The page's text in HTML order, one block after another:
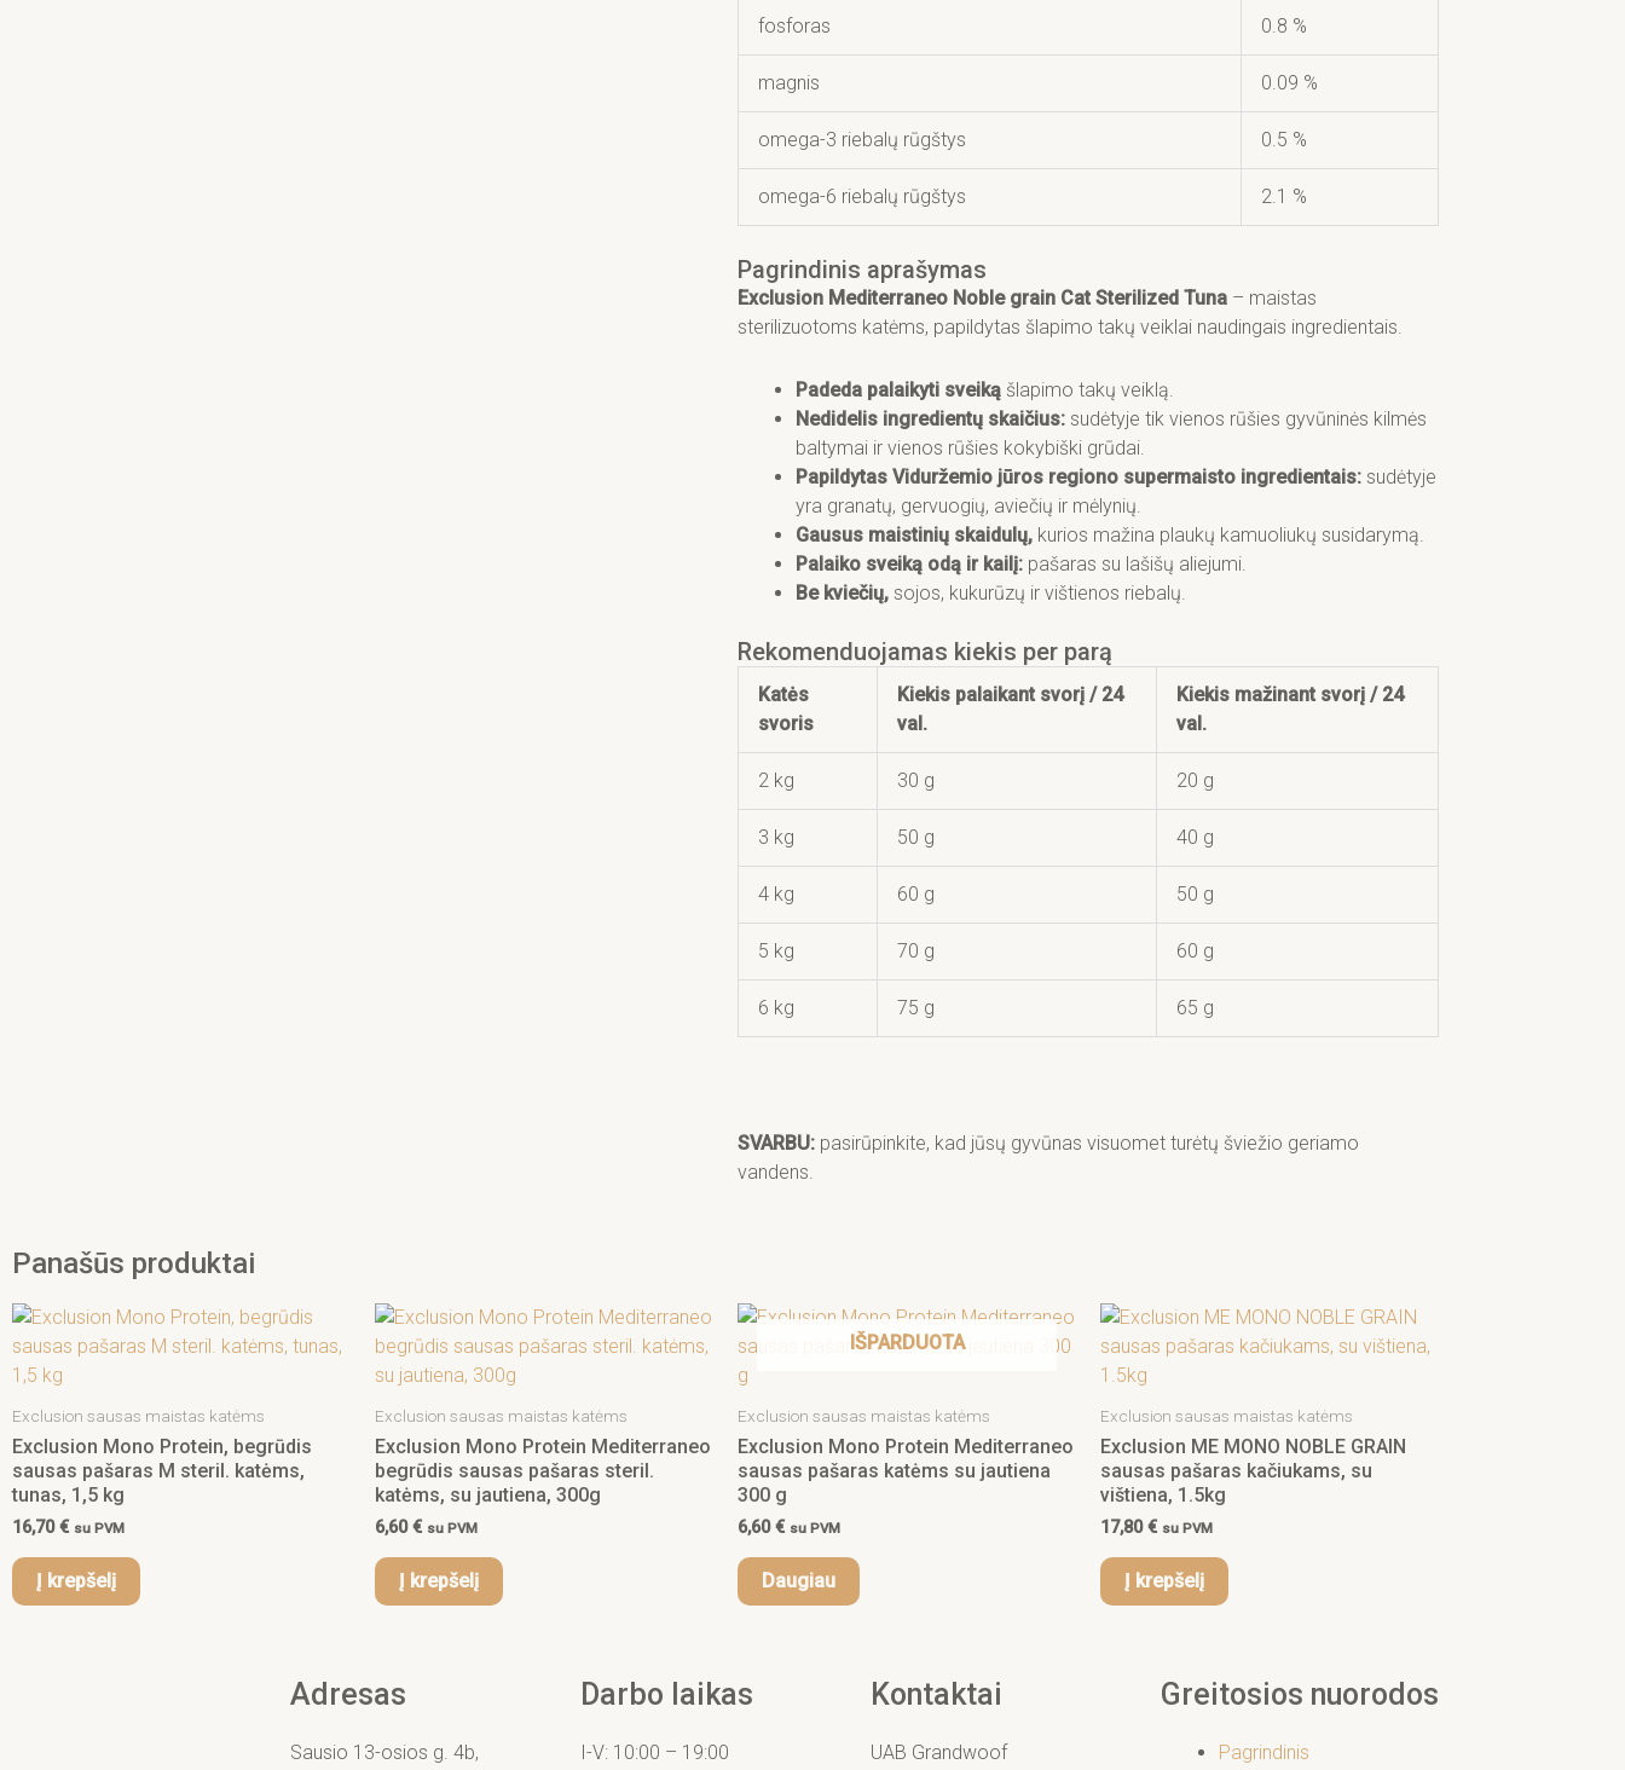
fosforas 0.8 %
magnis 0.09 %
omega-3 riebalų rūgštys 0.5 %
omega-6 riebalų rūgštys 2.1 %
Pagrindinis aprašymas
Exclusion Mediterraneo Noble grain Cat Sterilized Tuna – maistas
sterilizuotoms katėms, papildytas šlapimo takų veiklai naudingais ingredientais.
Padeda palaikyti sveiką šlapimo takų veiklą.
Nedidelis ingredientų skaičius: sudėtyje tik vienos rūšies gyvūninės kilmės
baltymai ir vienos rūšies kokybiški grūdai.
Papildytas Viduržemio jūros regiono supermaisto ingredientais: sudėtyje
yra granatų, gervuogių, aviečių ir mėlynių.
Gausus maistinių skaidulų, kurios mažina plaukų kamuoliukų susidarymą.
Palaiko sveiką odą ir kailį: pašaras su lašišų aliejumi.
Be kviečių, sojos, kukurūzų ir vištienos riebalų.
Rekomenduojamas kiekis per parą
Katės
svoris
Kiekis palaikant svorį / 24
val.
Kiekis mažinant svorį / 24
val.
2 kg 30 g 20 g
3 kg 50 g 40 g
4 kg 60 g 50 g
5 kg 70 g 60 g
6 kg 75 g 65 g
SVARBU: pasirūpinkite, kad jūsų gyvūnas visuomet turėtų šviežio geriamo
vandens.
Panašūs produktai
Exclusion sausas maistas katėms
Exclusion Mono Protein, begrūdis
sausas pašaras M steril. katėms,
tunas, 1,5 kg
16,70€ su PVM
Į krepšelį
Exclusion sausas maistas katėms
Exclusion Mono Protein Mediterraneo
begrūdis sausas pašaras steril.
katėms, su jautiena, 300g
6,60€ su PVM
Į krepšelį
IŠPARDUOTA
Exclusion sausas maistas katėms
Exclusion Mono Protein Mediterraneo
sausas pašaras katėms su jautiena
300 g
6,60€ su PVM
Daugiau
Exclusion sausas maistas katėms
Exclusion ME MONO NOBLE GRAIN
sausas pašaras kačiukams, su
vištiena, 1.5kg
17,80€ su PVM
Į krepšelį
Adresas
Sausio 13-osios g. 4b,
Darbo laikas
I-V: 10:00 – 19:00
Kontaktai
UAB Grandwoof
Greitosios nuorodos
Pagrindinis